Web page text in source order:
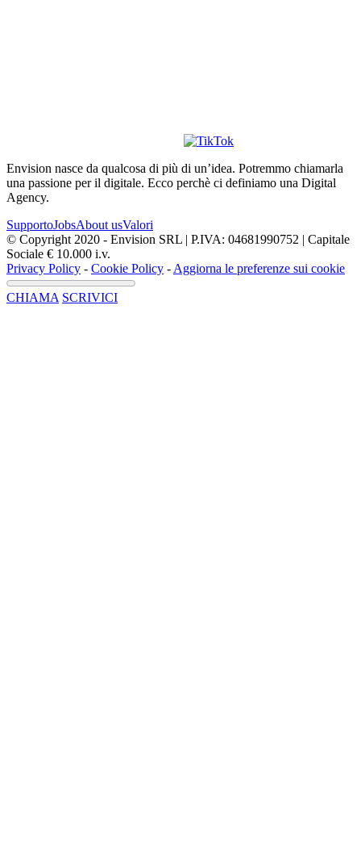
Envision nasce da qualcosa di più di un’idea. Potremmo chiamarla
una passione per il digitale. Ecco perchè ci definiamo una Digital
Agency.
SupportoJobsAbout usValori
© Copyright 2020 - Envision SRL | P.IVA: 04681990752 | Capitale
Sociale € 10.000 i.v.
Privacy Policy - Cookie Policy - Aggiorna le preferenze sui cookie
CHIAMA SCRIVICI